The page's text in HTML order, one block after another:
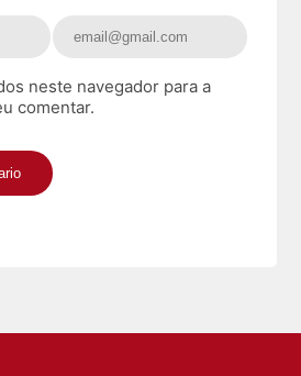
neste navegador para a
comentar.